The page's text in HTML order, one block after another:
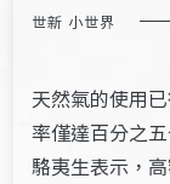
世新 小世界
天然氣的使用
率僅達百分之
駱夷生表示，